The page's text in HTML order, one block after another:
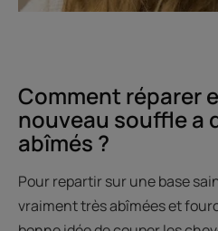
Comment réparer
nouveau souffle a
abîmés ?
Pour repartir sur une base
vraiment très abîmées et